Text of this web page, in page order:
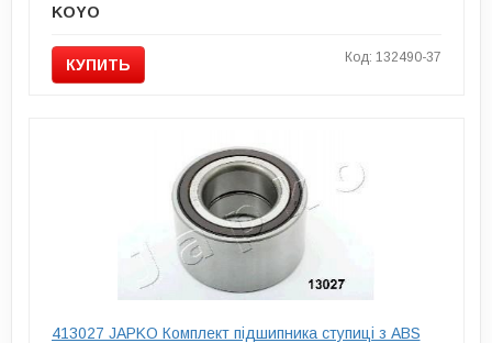
KOYO
КУПИТЬ Код: 132490-37
413027 JAPKO Комплект підшипника ступиці з ABS